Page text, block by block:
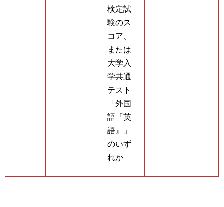
検定試
験のス
コア、
または
大学入
学共通
テスト
「外国
語『英
語』」
のいず
れか